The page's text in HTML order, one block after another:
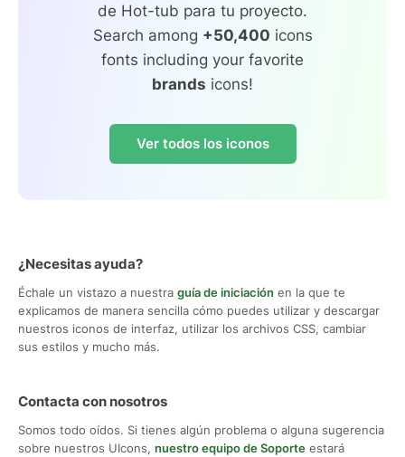
de Hot-tub para tu proyecto.
Search among +50,400 icons
fonts including your favorite
brands icons!
Ver todos los iconos
¿Necesitas ayuda?
Échale un vistazo a nuestra guía de iniciación en la que te
explicamos de manera sencilla cómo puedes utilizar y descargar
nuestros iconos de interfaz, utilizar los archivos CSS, cambiar
sus estilos y mucho más.
Contacta con nosotros
Somos todo oídos. Si tienes algún problema o alguna sugerencia
sobre nuestros UIcons, nuestro equipo de Soporte estará